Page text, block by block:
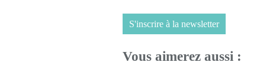
S'inscrire à la newsletter
Vous aimerez aussi :